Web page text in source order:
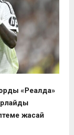
«Реалда»
жасай